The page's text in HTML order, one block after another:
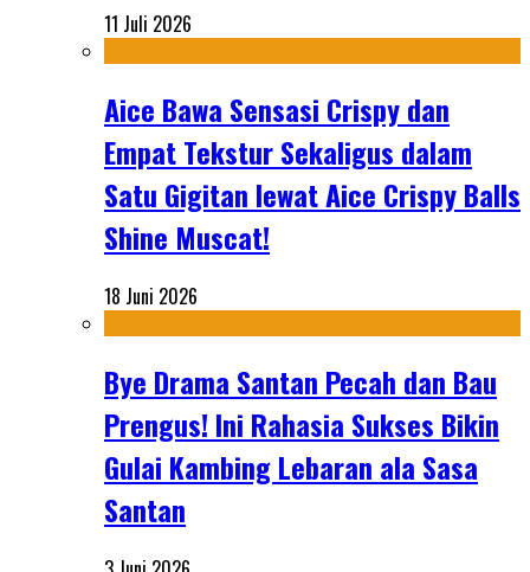
11 Juli 2026
Aice Bawa Sensasi Crispy dan
Empat Tekstur Sekaligus dalam
Satu Gigitan lewat Aice Crispy Balls
Shine Muscat!
18 Juni 2026
Bye Drama Santan Pecah dan Bau
Prengus! Ini Rahasia Sukses Bikin
Gulai Kambing Lebaran ala Sasa
Santan